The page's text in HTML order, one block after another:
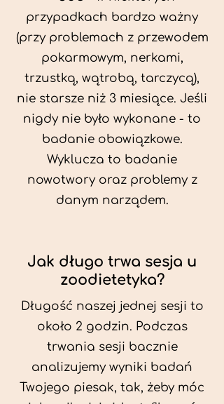
przypadkach bardzo ważny
(przy problemach z przewodem
pokarmowym, nerkami,
trzustką, wątrobą, tarczycą),
nie starsze niż 3 miesiące. Jeśli
nigdy nie było wykonane - to
badanie obowiązkowe.
Wyklucza to badanie
nowotwory oraz problemy z
danym narządem.
Jak długo trwa sesja u
zoodietetyka?
Długość naszej jednej sesji to
około 2 godzin. Podczas
trwania sesji bacznie
analizujemy wyniki badań
Twojego piesak, tak, żeby móc